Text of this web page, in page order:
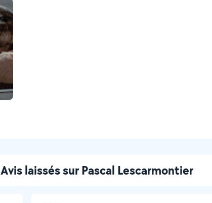
Avis laissés sur Pascal Lescarmontier